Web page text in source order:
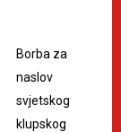
Borba za
naslov
svjetskog
klupskog